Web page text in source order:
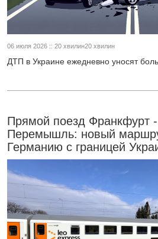
06 июля 2026 :: 20 хвилин20 хвилин
ДТП в Украине ежедневно уносят
Прямой поезд Франкфурт
Перемышль: новый
Германию с границей